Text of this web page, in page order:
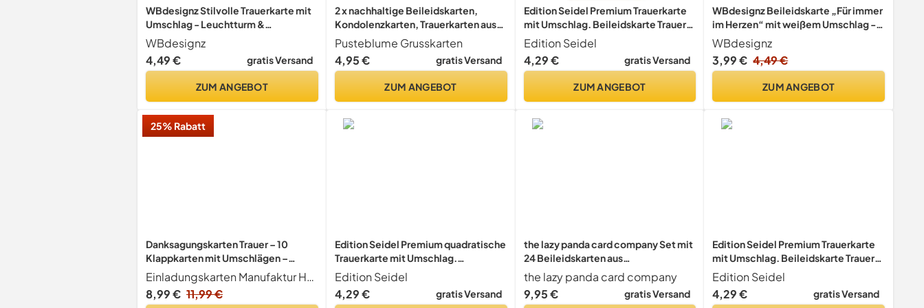
WBdesignz Stilvolle Trauerkarte mit
Umschlag - Leuchtturm &
Nebelmotiv – poetische
Beileidskarte mit Spruch „In der
Dunkelheit der Trauer…“ -
(DIN A6 - Quer)
WBdesignz
4,49 €
gratis Versand
ZUM ANGEBOT
2 x nachhaltige Beileidskarten,
Kondolenzkarten, Trauerkarten aus
recyceltem Karton mit Umschlägen
- Herzliches Beileid
Pusteblume Grusskarten
4,95 €
gratis Versand
ZUM ANGEBOT
Edition Seidel Premium Trauerkarte
mit Umschlag. Beileidskarte Trauer
Karte mit Spruch Strand Fußspuren in
tiefem Mitgefühl herzliches Beileid
Abschied Anteilnahme (T1078
Edition Seidel
4,29 €
gratis Versand
ZUM ANGEBOT
WBdesignz Beileidskarte „Für immer
im Herzen“ mit weißem Umschlag -
Trauerkarte mit Herzmotiv, Schwarz-
Weiß - Beerdigung - Stilvolle
Kondolenzkarte mit emotionaler
WBdesignz
3,99 € 4,49 €
ZUM ANGEBOT
25% Rabatt
Danksagungskarten Trauer – 10
Klappkarten mit Umschlägen –
Motiv: Baum Blätter – Trauerkarten
Danksagung mit Text – Dankeskarten
Trauer nach Beerdigung
Einladungskarten Manufaktur Hamburg
8,99 € 11,99 €
Edition Seidel Premium quadratische
Trauerkarte mit Umschlag.
Beileidskarte Karte In stiller Trauer
Mitgefühl stille Anteilnahme
Abschied herzliches Beileid Zweige
Edition Seidel
4,29 €
gratis Versand
the lazy panda card company Set mit
24 Beileidskarten aus
Recyclingpapier - 12 verschiedene
Designs Trauerkarten mit Umschlag
the lazy panda card company
9,95 €
gratis Versand
Edition Seidel Premium Trauerkarte
mit Umschlag. Beileidskarte Trauer
Karte In tiefem Mitgefühl
Anteilnahme Beileid Blumenfeld
Mohnblume (T1198 SW025)
Edition Seidel
4,29 €
gratis Versand